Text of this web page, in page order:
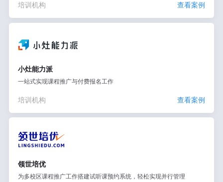
培训机构 查看案例
小灶能力派
一站式实现课程推广与付费报名工作
培训机构 查看案例
领世培优
为多校区课程推广工作搭建试听课预约系统，轻松实现并行管理